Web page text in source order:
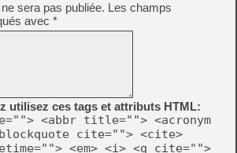
sera pas publiée. Les champs
avec *
utilisez ces tags et attributs HTML:
<abbr title=""> <acronym
cite=""> <cite>
<em> <i> <q cite="">